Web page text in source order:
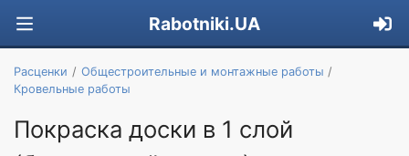
Rabotniki.UA
Расценки
Общестроительные и монтажные работы
Кровельные работы
Покраска доски в 1 слой